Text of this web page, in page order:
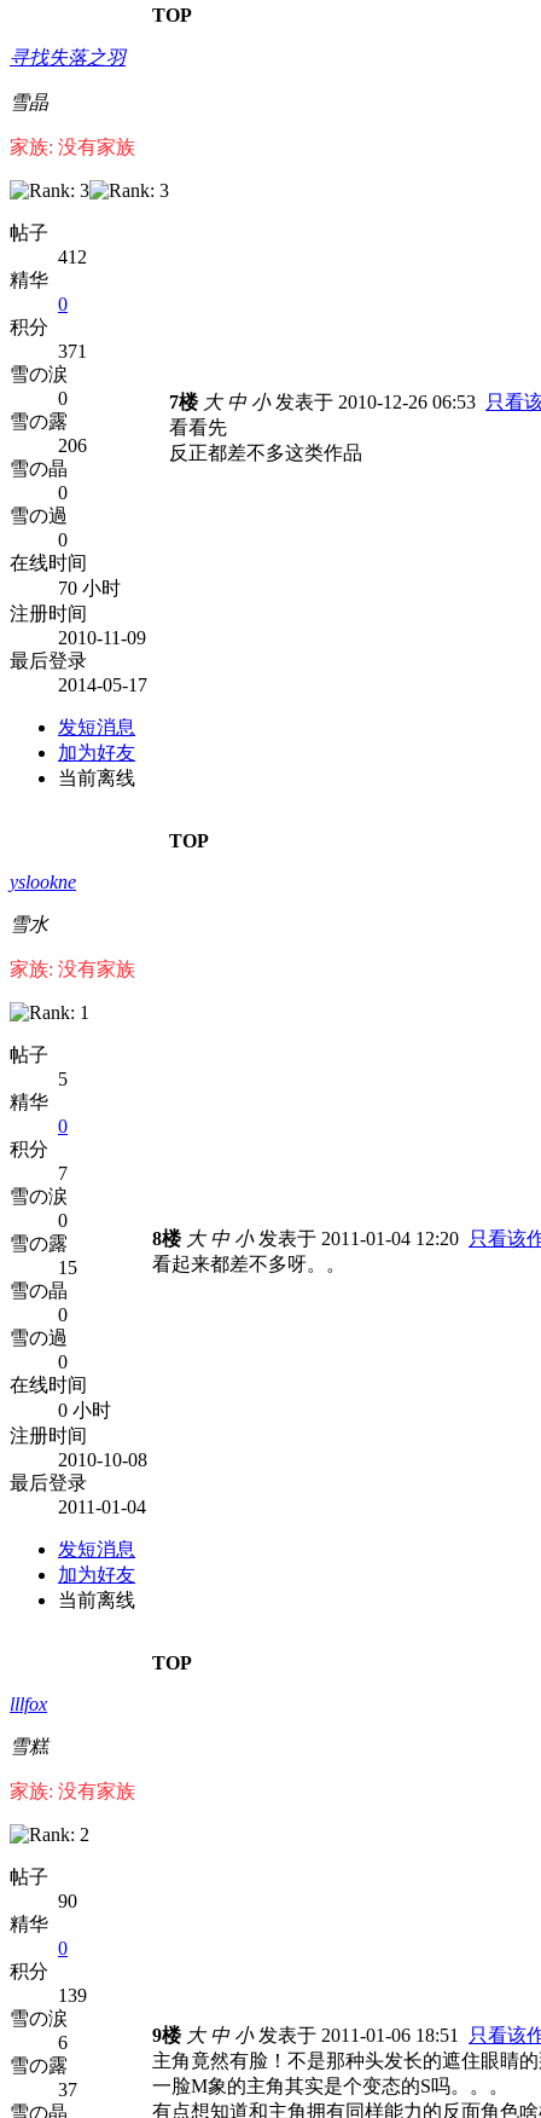
TOP
寻找失落之羽
雪晶
家族: 没有家族
帖子
412
精华
0
积分
371
雪の涙
0
雪の露
206
雪の晶
0
雪の過
0
在线时间
70 小时
注册时间
2010-11-09
最后登录
2014-05-17
发短消息
加为好友
当前离线
7楼 大 中 小发表于 2010-12-26 06:53 只看
看看先
反正都差不多这类作品
TOP
yslookne
雪水
家族: 没有家族
帖子
5
精华
0
积分
7
雪の涙
0
雪の露
15
雪の晶
0
雪の過
0
在线时间
0 小时
注册时间
2010-10-08
最后登录
2011-01-04
发短消息
加为好友
当前离线
8楼 大 中 小发表于 2011-01-04 12:20 只看该
看起来都差不多呀。。
TOP
lllfox
雪糕
家族: 没有家族
帖子
90
精华
0
积分
139
雪の涙
6
雪の露
37
雪の晶
9楼 大 中 小发表于 2011-01-06 18:51
只看该
主角竟然有脸！不是那种头发长的遮住眼睛
一脸M象的主角其实是个变态的S吗。。。
有点想知道和主角拥有同样能力的反面角色